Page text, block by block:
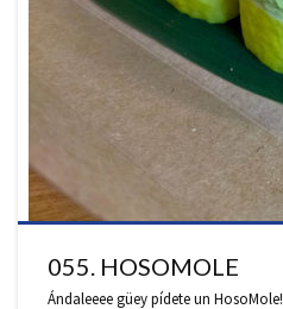
055. HOSOMOLE
Ándaleeee güey pídete un HosoMole!